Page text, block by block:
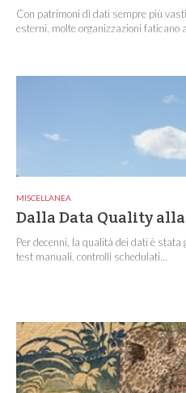
Con patrimoni di dati sempre più
esterni, molte organizzazioni faticano a
MISCELLANEA
Dalla Data Quality
Per decenni, la qualità dei dati è
test manuali, controlli schedulati...